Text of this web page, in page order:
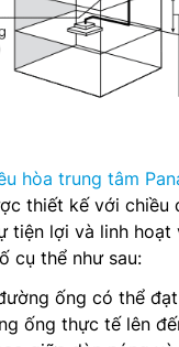
hòa trung tâm
thiết kế với chiều
tiện lợi và linh
cụ thể như sau:
ống có thể
ống thực tế lên